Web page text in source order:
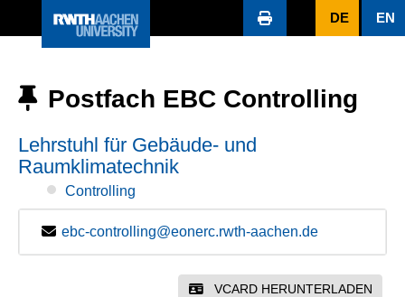
DE EN
Postfach EBC Controlling
Lehrstuhl für Gebäude- und
Raumklimatechnik
Controlling
ebc-controlling@eonerc.rwth-aachen.de
VCARD HERUNTERLADEN